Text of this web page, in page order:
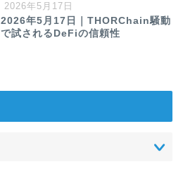
2026年5月17日
2026年5月17日｜THORChain騒動
で試されるDeFiの信頼性